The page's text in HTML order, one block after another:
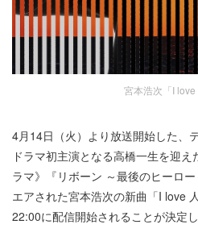
宮本浩次「I love
4月14日（火）より放送開始した、
ドラマ初主演となる高橋一生を迎
ラマ》『リボーン ～最後のヒーロ
エアされた宮本浩次の新曲「I love
22:00に配信開始されることが決定し